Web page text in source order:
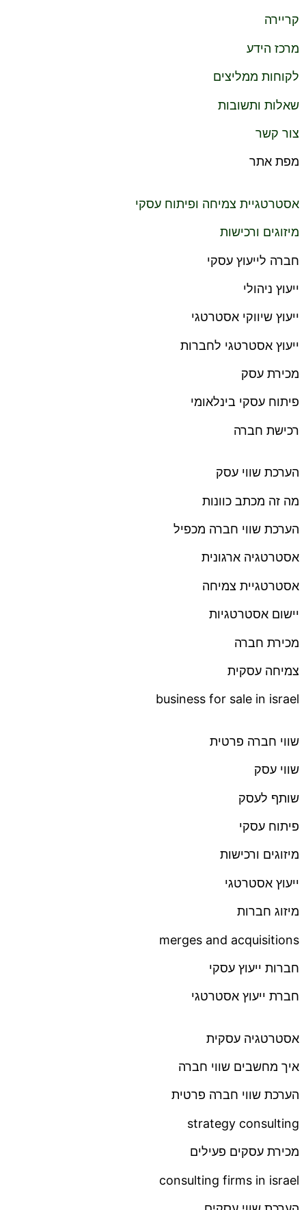
קריירה
מרכז הידע
לקוחות ממליצים
שאלות ותשובות
צור קשר
מפת אתר
אסטרטגיית צמיחה ופיתוח עסקי
מיזוגים ורכישות
חברה לייעוץ עסקי
ייעוץ ניהולי
ייעוץ שיווקי אסטרטגי
ייעוץ אסטרטגי לחברות
מכירת עסק
פיתוח עסקי בינלאומי
רכישת חברה
הערכת שווי עסק
מה זה מכתב כוונות
הערכת שווי חברה מכפיל
אסטרטגיה ארגונית
אסטרטגיית צמיחה
יישום אסטרטגיות
מכירת חברה
צמיחה עסקית
business for sale in israel
שווי חברה פרטית
שווי עסק
שותף לעסק
פיתוח עסקי
מיזוגים ורכישות
ייעוץ אסטרטגי
מיזוג חברות
merges and acquisitions
חברות ייעוץ עסקי
חברת ייעוץ אסטרטגי
אסטרטגיה עסקית
איך מחשבים שווי חברה
הערכת שווי חברה פרטית
strategy consulting
מכירת עסקים פעילים
consulting firms in israel